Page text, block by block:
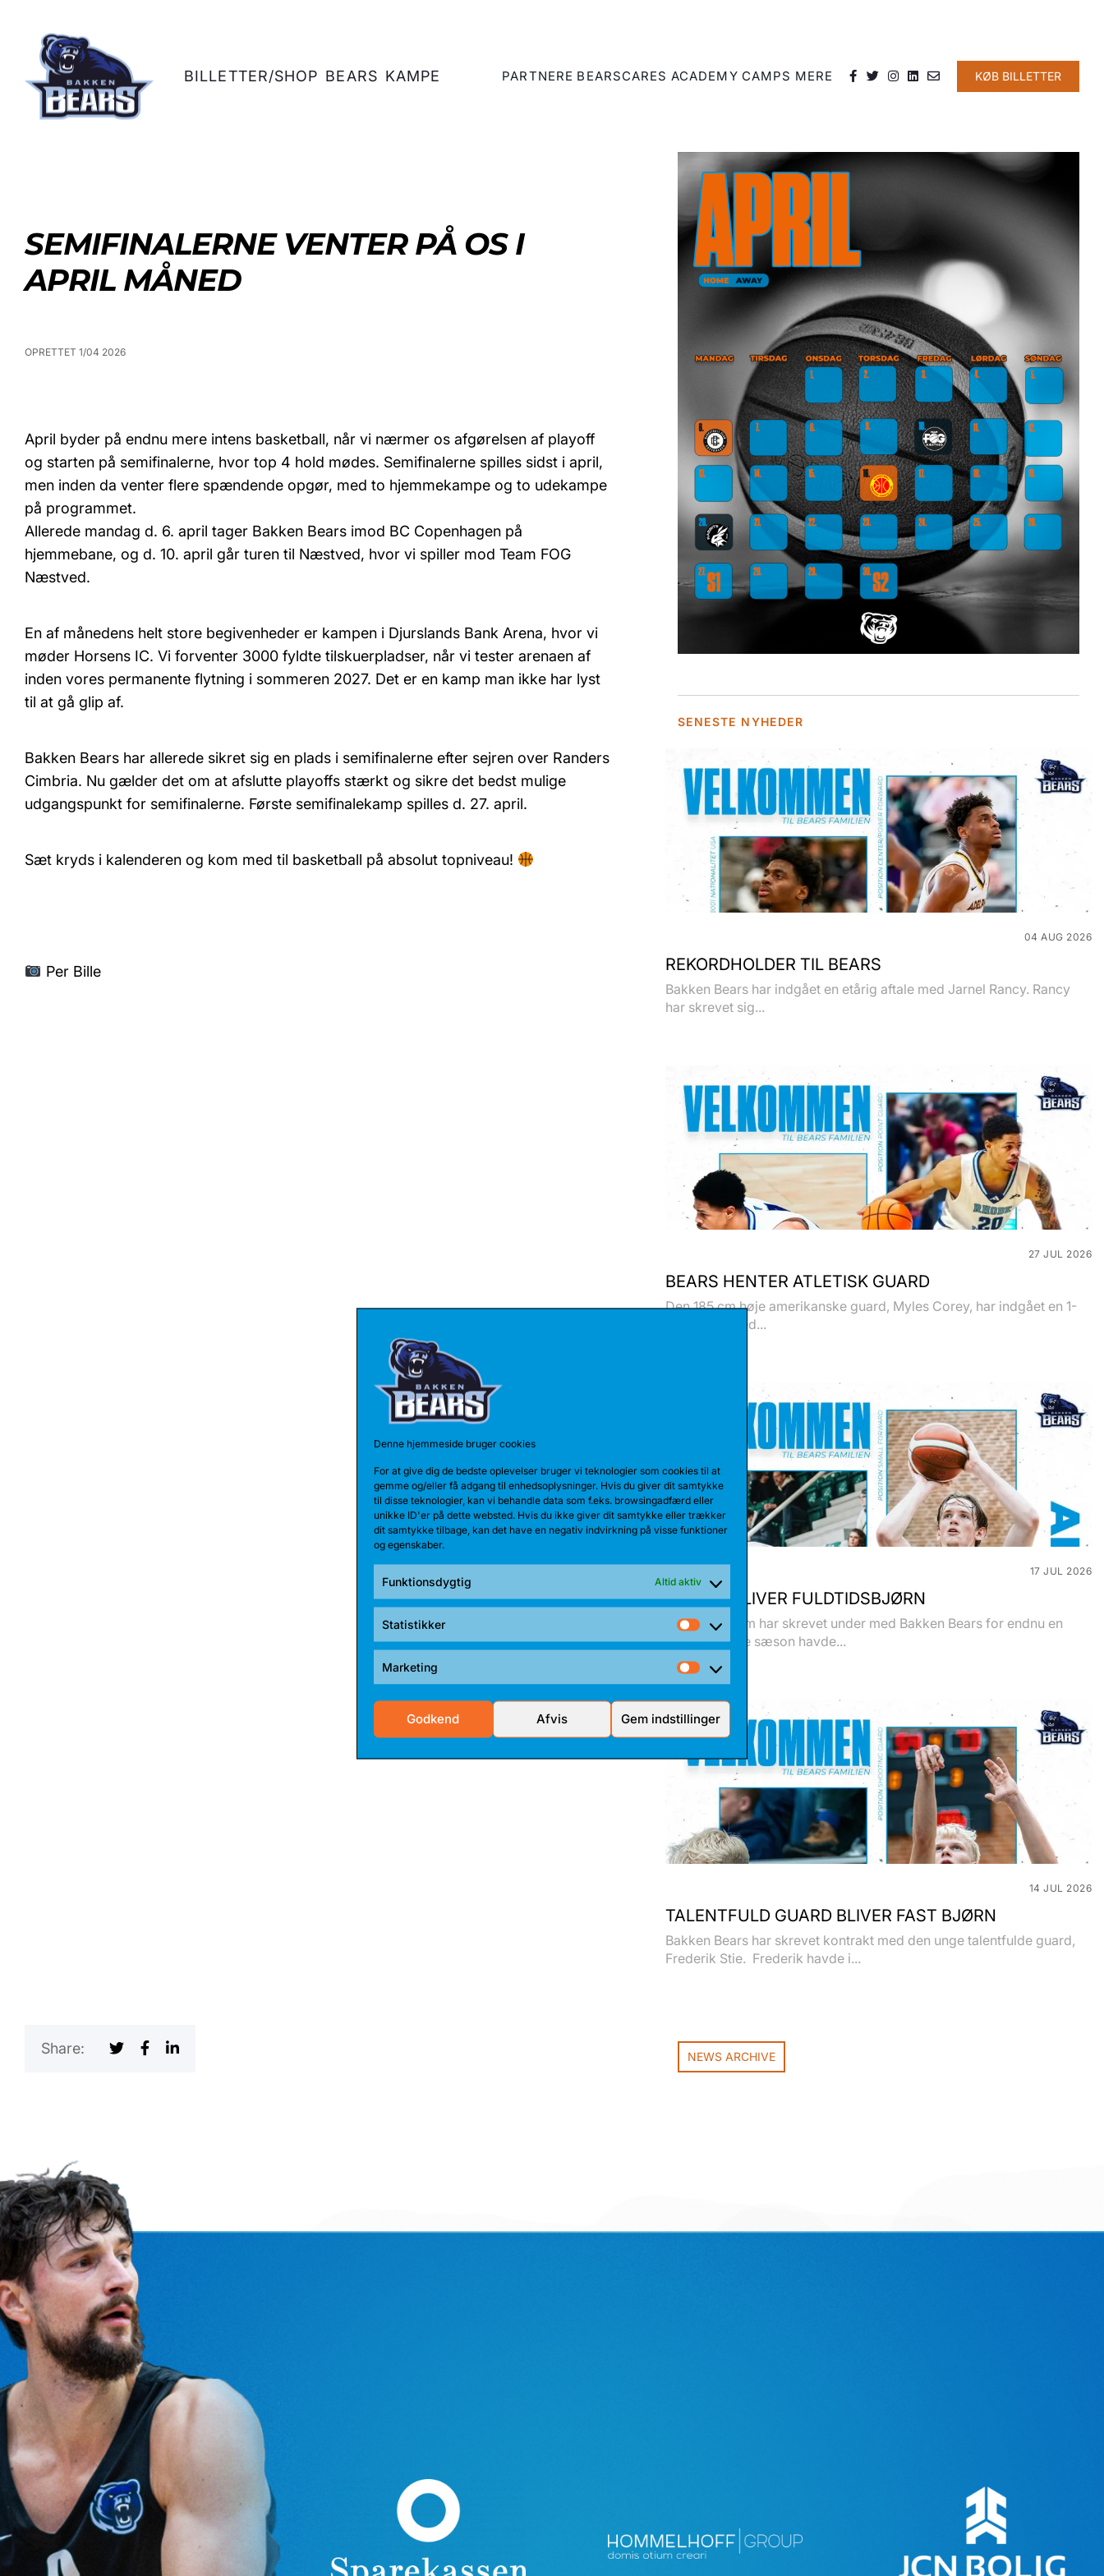
Denne hjemmeside bruger cookies
For at give dig de bedste oplevelser bruger vi teknologier som cookies til at
gemme og/eller få adgang til enhedsoplysninger. Hvis du giver dit samtykke
til disse teknologier, kan vi behandle data som f.eks. browsingadfærd eller
unikke ID'er på dette websted. Hvis du ikke giver dit samtykke eller trækker
dit samtykke tilbage, kan det have en negativ indvirkning på visse funktioner
og egenskaber.
Funktionsdygtig Altid aktiv
Statistikker
Statistikker
Marketing
Marketing
Godkend Afvis Gem indstillinger
BILLETTER/SHOP BEARS KAMPE PARTNERE BEARSCARES ACADEMY CAMPS MERE KØB BILLETTER
SEMIFINALERNE VENTER PÅ OS I
APRIL MÅNED
OPRETTET 1/04 2026
April byder på endnu mere intens basketball, når vi nærmer os afgørelsen af playoff
og starten på semifinalerne, hvor top 4 hold mødes. Semifinalerne spilles sidst i april,
men inden da venter flere spændende opgør, med to hjemmekampe og to udekampe
på programmet.
Allerede mandag d. 6. april tager Bakken Bears imod BC Copenhagen på
hjemmebane, og d. 10. april går turen til Næstved, hvor vi spiller mod Team FOG
Næstved.
En af månedens helt store begivenheder er kampen i Djurslands Bank Arena, hvor vi
møder Horsens IC. Vi forventer 3000 fyldte tilskuerpladser, når vi tester arenaen af
inden vores permanente flytning i sommeren 2027. Det er en kamp man ikke har lyst
til at gå glip af.
Bakken Bears har allerede sikret sig en plads i semifinalerne efter sejren over Randers
Cimbria. Nu gælder det om at afslutte playoffs stærkt og sikre det bedst mulige
udgangspunkt for semifinalerne. Første semifinalekamp spilles d. 27. april.
Sæt kryds i kalenderen og kom med til basketball på absolut topniveau!
Per Bille
Share:
SENESTE NYHEDER
04 AUG 2026
REKORDHOLDER TIL BEARS
Bakken Bears har indgået en etårig aftale med Jarnel Rancy. Rancy
har skrevet sig...
27 JUL 2026
BEARS HENTER ATLETISK GUARD
Den 185 cm høje amerikanske guard, Myles Corey, har indgået en 1-
årig aftale med...
17 JUL 2026
TALENT BLIVER FULDTIDSBJØRN
Anton Katholm har skrevet under med Bakken Bears for endnu en
sæson. Sidste sæson havde...
14 JUL 2026
TALENTFULD GUARD BLIVER FAST BJØRN
Bakken Bears har skrevet kontrakt med den unge talentfulde guard,
Frederik Stie. Frederik havde i...
NEWS ARCHIVE